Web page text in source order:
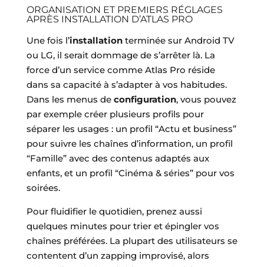
ORGANISATION ET PREMIERS RÉGLAGES
APRÈS INSTALLATION D’ATLAS PRO
Une fois l’installationterminée sur Android TV
ou LG, il serait dommage de s’arrêter là. La
force d’un service comme Atlas Pro réside
dans sa capacité à s’adapter à vos habitudes.
Dans les menus de configuration, vous pouvez
par exemple créer plusieurs profils pour
séparer les usages : un profil “Actu et business”
pour suivre les chaînes d’information, un profil
“Famille” avec des contenus adaptés aux
enfants, et un profil “Cinéma & séries” pour vos
soirées.
Pour fluidifier le quotidien, prenez aussi
quelques minutes pour trier et épingler vos
chaînes préférées. La plupart des utilisateurs se
contentent d’un zapping improvisé, alors